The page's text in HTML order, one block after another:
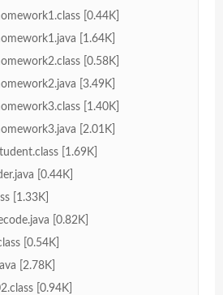
[0.44K]
[1.64K]
[0.58K]
[3.49K]
[1.40K]
[2.01K]
[1.69K]
[0.44K]
[1.33K]
[0.82K]
[0.54K]
[2.78K]
[0.94K]